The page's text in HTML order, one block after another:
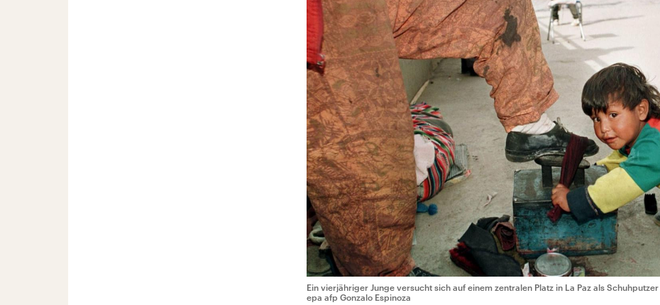
Ein vierjähriger Junge versucht sich auf einem zentralen Platz in La Paz als Schuhputzer
epa afp Gonzalo Espinoza